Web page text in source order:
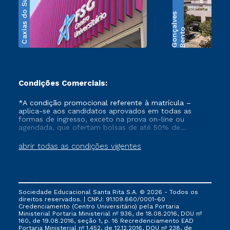
Caxias do Sul B
e
n
t
o
G
o
n
ç
a
l
v
e
s
Condições Comerciais:
abrir todas as condições vigentes
*A condição promocional referente à matrícula –
aplica-se aos candidatos aprovados em todas as
formas de ingresso, exceto na prova on-line ou
agendada, que ofertam bolsas de até 50% de
que ainda não tenham efetivado e/ou não tenham
cancelado ou trancado sua matrícula em uma das
FIES, Prouni e outros programas governamentais, e
não se acumula com nenhuma outra campanha
ofertada pela Instituição.
Sociedade Educacional Santa Rita S.A. © 2026 - Todos os
direitos reservados. | CNPJ: 91.109.660/0001-60
Credenciamento (Centro Universitário) pela Portaria
Ministerial Portaria Ministerial nº 936, de 18.08.2016, DOU nº
160, de 19.08.2016, seção 1, p. 16 Recredenciamento EAD
Portaria Ministerial nº 1.452, de 12.12.2016, DOU nº 238, de